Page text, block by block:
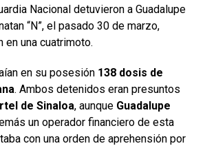
Nacional detuvieron a Guadalupe
“N”, el pasado 30 de marzo,
en una cuatrimoto.
en su posesión 138 dosis de
. Ambos detenidos eran presuntos
de Sinaloa, aunque Guadalupe
un operador financiero de esta
con una orden de aprehensión por